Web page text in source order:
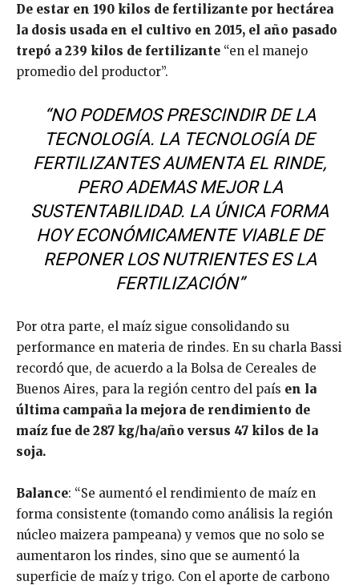
De estar en 190 kilos de fertilizante por hectárea
la dosis usada en el cultivo en 2015, el año pasado
trepó a 239 kilos de fertilizante “en el manejo
promedio del productor”.
“NO PODEMOS PRESCINDIR DE LA
TECNOLOGÍA. LA TECNOLOGÍA DE
FERTILIZANTES AUMENTA EL RINDE,
PERO ADEMAS MEJOR LA
SUSTENTABILIDAD. LA ÚNICA FORMA
HOY ECONÓMICAMENTE VIABLE DE
REPONER LOS NUTRIENTES ES LA
FERTILIZACIÓN”
Por otra parte, el maíz sigue consolidando su
performance en materia de rindes. En su charla Bassi
recordó que, de acuerdo a la Bolsa de Cereales de
Buenos Aires, para la región centro del país en la
última campaña la mejora de rendimiento de
maíz fue de 287 kg/ha/año versus 47 kilos de la
soja.
Balance: “Se aumentó el rendimiento de maíz en
forma consistente (tomando como análisis la región
núcleo maizera pampeana) y vemos que no solo se
aumentaron los rindes, sino que se aumentó la
superficie de maíz y trigo. Con el aporte de carbono